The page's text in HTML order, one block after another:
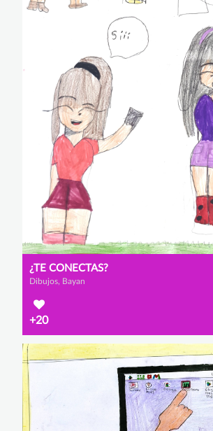
¿TE CONECTAS?
Dibujos, Bayan
+20